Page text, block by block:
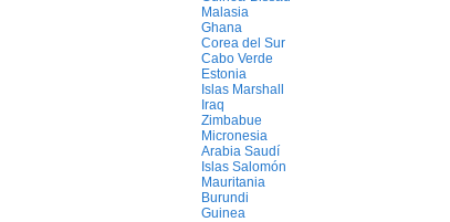
Malasia
Ghana
Corea del Sur
Cabo Verde
Estonia
Islas Marshall
Iraq
Zimbabue
Micronesia
Arabia Saudí
Islas Salomón
Mauritania
Burundi
Guinea